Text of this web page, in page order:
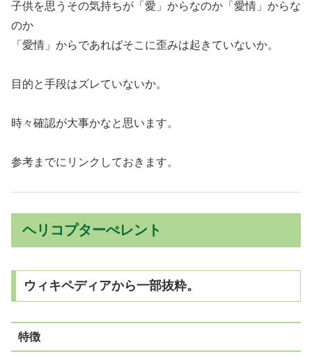
子供を思うその気持ちが「愛」からなのか「愛情」からな
のか
「愛情」からであればそこに歪みは起きていないか。
目的と手段はズレていないか。
時々確認が大事かなと思います。
参考までにリンクしておきます。
ヘリコプターぺレント
ウィキペディアから一部抜粋。
特徴